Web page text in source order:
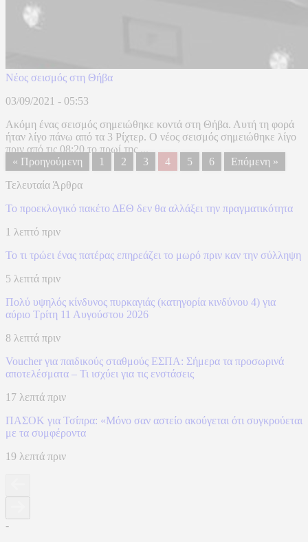
Νέος σεισμός στη Θήβα
03/09/2021 - 05:53
Ακόμη ένας σεισμός σημειώθηκε κοντά στη Θήβα. Αυτή τη φορά
ήταν λίγο πάνω από τα 3 Ρίχτερ. Ο νέος σεισμός σημειώθηκε λίγο
πριν από τις 08:20 το πρωί της ...
« Προηγούμενη
1 2 3 4 5 6
Επόμενη »
Τελευταία Άρθρα
Το προεκλογικό πακέτο ΔΕΘ δεν θα αλλάξει την πραγµατικότητα
1 λεπτό πριν
Το τι τρώει ένας πατέρας επηρεάζει το μωρό πριν καν την σύλληψη
5 λεπτά πριν
Πολύ υψηλός κίνδυνος πυρκαγιάς (κατηγορία κινδύνου 4) για
αύριο Τρίτη 11 Αυγούστου 2026
8 λεπτά πριν
Voucher για παιδικούς σταθμούς ΕΣΠΑ: Σήμερα τα προσωρινά
αποτελέσματα – Τι ισχύει για τις ενστάσεις
17 λεπτά πριν
ΠΑΣΟΚ για Τσίπρα: «Μόνο σαν αστείο ακούγεται ότι συγκρούεται
με τα συμφέροντα
19 λεπτά πριν
-